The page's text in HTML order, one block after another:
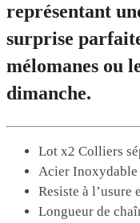
représentant
surprise
mélomanes ou
dimanche.
Lot x2 Colliers
Acier Inoxydable
Resiste à l’usure
Longueur de